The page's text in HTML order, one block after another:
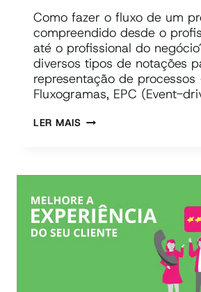
Como fazer o fluxo de um
compreendido desde o
até o profissional do
diversos tipos de notações
representação de processos
Fluxogramas, EPC (Event-
LER MAISNOTAÇÃO
QUE
ELA
É